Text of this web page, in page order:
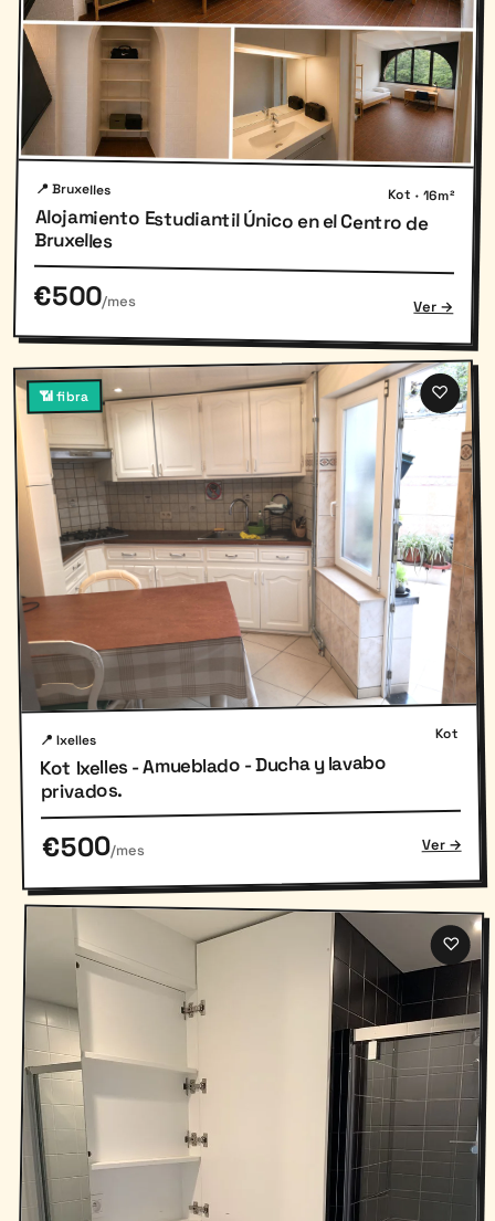
📍 Bruxelles Kot · 16m²
Alojamiento Estudiantil Único en el Centro de
Bruxelles
€500/mes Ver →
📶 fibra ♡
📍 Ixelles Kot
Kot Ixelles - Amueblado - Ducha y lavabo
privados.
€500/mes Ver →
♡